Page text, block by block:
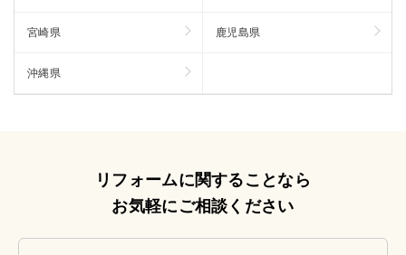
宮崎県 鹿児島県
沖縄県
リフォームに関することなら
お気軽にご相談ください